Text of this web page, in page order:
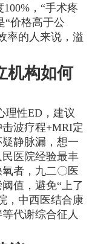
，“手术疼
“价格高于公
率的人来说，溢
机构如何
理性ED，建议
波疗程+MRI定
静脉漏，想一
医院经验最丰
者，九二〇医
值，避免“上了
，中西医结合康
代谢综合征人